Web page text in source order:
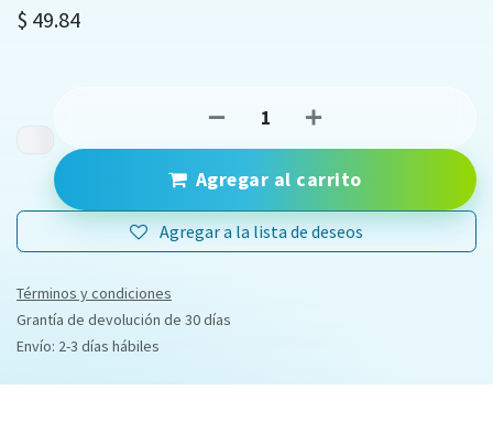
$ 49.84
Agregar al carrito
Agregar a la lista de deseos
Términos y condiciones
Grantía de devolución de 30 días
Envío: 2-3 días hábiles